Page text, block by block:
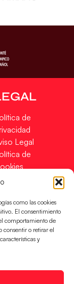
como las cookies
El consentimiento
comportamiento de
consentir o retirar el
y
de
Legal
de
Web